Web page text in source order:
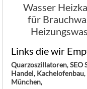
Wasser
für
Links die wir
Quarzoszillatoren,SEO
Handel, Kachelofenbau,
München,